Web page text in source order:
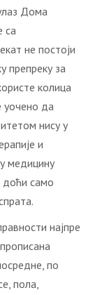
Дома
са
не постоји
препреку за
колица
уочено да
нису у
и
медицину
доћи само
најпре
прописана
по
пола,